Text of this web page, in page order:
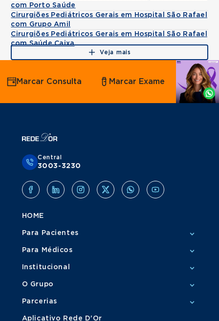
com Porto Saúde
Cirurgiões Pediátricos Gerais em Hospital São Rafael
com Grupo Amil
Cirurgiões Pediátricos Gerais em Hospital São Rafael
com Saúde Caixa
Veja mais
Agende
por
Whatsapp
Marcar Consulta Marcar Exame
Central
3003-3230
HOME
Para Pacientes
Para Médicos
Institucional
O Grupo
Parcerias
Aplicativo Rede D'Or